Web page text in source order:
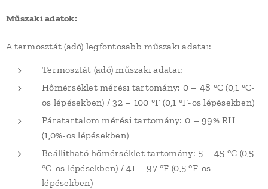
Műszaki adatok:
A termosztát (adó) legfontosabb műszaki adatai:
Termosztát (adó) műszaki adatai:
Hőmérséklet mérési tartomány: 0 – 48 °C (0,1 °C-
os lépésekben) / 32 – 100 °F (0,1 °F-os lépésekben)
Páratartalom mérési tartomány: 0 – 99% RH
(1,0%-os lépésekben)
Beállítható hőmérséklet tartomány: 5 – 45 °C (0,5
°C-os lépésekben) / 41 – 97 °F (0,5 °F-os
lépésekben)